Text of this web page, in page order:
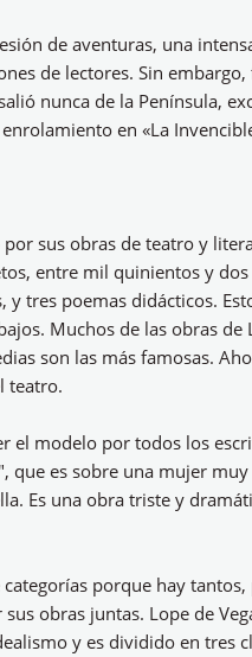
de aventuras, una
de lectores. Sin embargo,
nunca de la Península,
en «La
sus obras de teatro y
entre mil quinientos y
tres poemas didácticos.
Muchos de las obras de
son las más famosas.
teatro.
el modelo por todos los
que es sobre una mujer
Es una obra triste y
porque hay tantos,
obras juntas. Lope de
y es dividido en tres